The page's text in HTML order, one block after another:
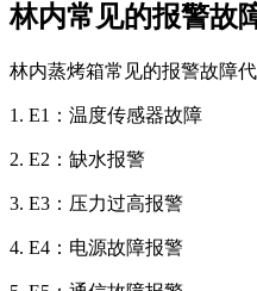
林内常见的报警故
林内蒸烤箱常见的报警故障代
1. E1：温度传感器故障
2. E2：缺水报警
3. E3：压力过高报警
4. E4：电源故障报警